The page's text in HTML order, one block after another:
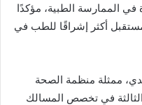
في الممارسة الطبية، مؤكدًا
أكثر إشراقًا للطب في
ممثلة منظمة الصحة
الثالثة في تخصص المسالك